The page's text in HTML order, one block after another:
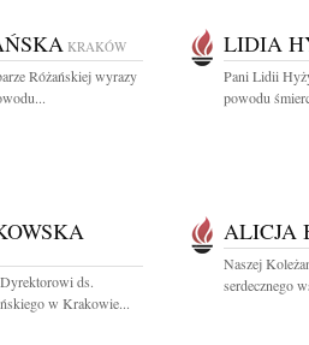
KRAKÓW
Różańskiej wyrazy
LIDIA
Pani Lidii
powodu
ds.
w Krakowie...
ALICJA
Naszej
serdecznego